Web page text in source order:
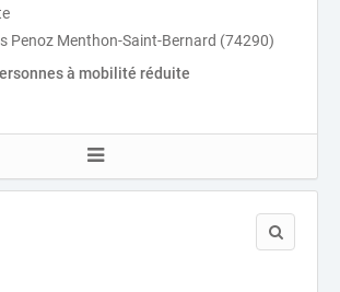
Penoz Menthon-Saint-Bernard (74290)
à mobilité réduite